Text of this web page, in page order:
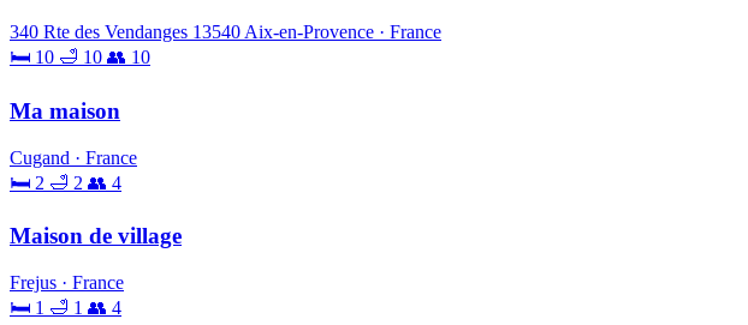
340 Rte des Vendanges 13540 Aix-en-Provence · France
🛏 10 🛁 10 👥 10
Ma maison
Cugand · France
🛏 2 🛁 2 👥 4
Maison de village
Frejus · France
🛏 1 🛁 1 👥 4